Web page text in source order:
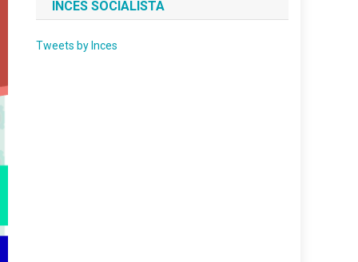
INCES SOCIALISTA
Tweets by Inces